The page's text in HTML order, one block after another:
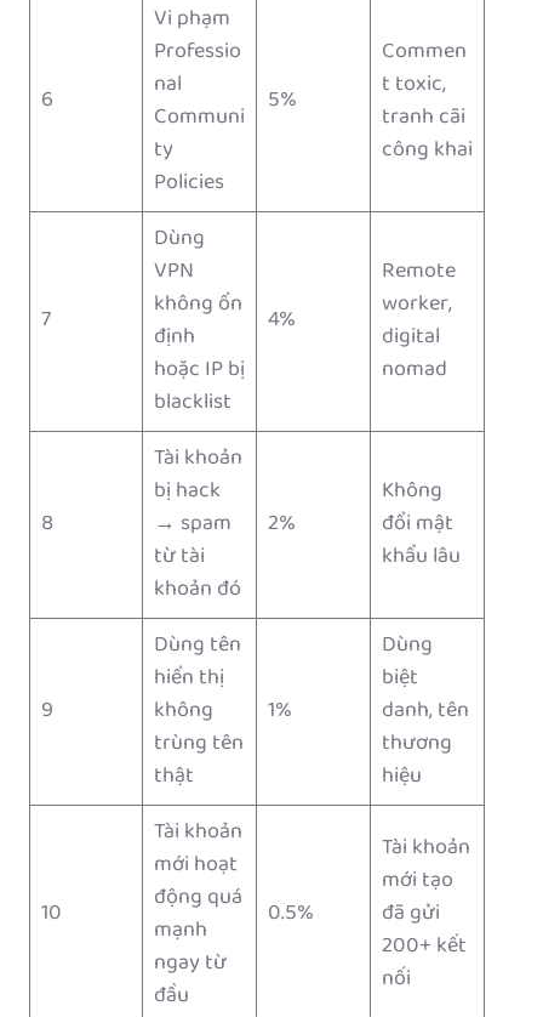
6
Vi phạm
Professio
nal
Communi
ty
Policies
5%
Commen
t toxic,
tranh cãi
công khai
7
Dùng
VPN
không ổn
định
hoặc IP bị
blacklist
4%
Remote
worker,
digital
nomad
8
Tài khoản
bị hack
→ spam
từ tài
khoản đó
2%
Không
đổi mật
khẩu lâu
9
Dùng tên
hiển thị
không
trùng tên
thật
1%
Dùng
biệt
danh, tên
thương
hiệu
10
Tài khoản
mới hoạt
động quá
mạnh
ngay từ
đầu
0.5%
Tài khoản
mới tạo
đã gửi
200+ kết
nối